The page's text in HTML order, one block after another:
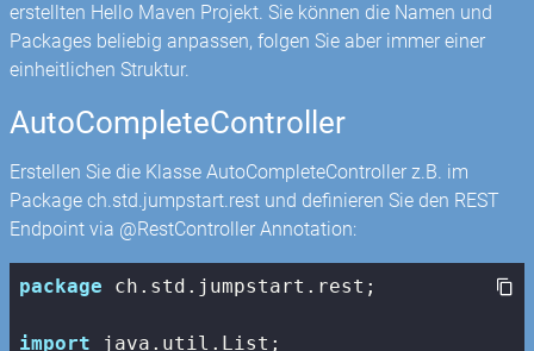
erstellten Hello Maven Projekt. Sie können die Namen und
Packages beliebig anpassen, folgen Sie aber immer einer
einheitlichen Struktur.
AutoCompleteController
Erstellen Sie die Klasse AutoCompleteController z.B. im
Package ch.std.jumpstart.rest und definieren Sie den REST
Endpoint via @RestController Annotation:
package ch.std.jumpstart.rest;
import java.util.List;